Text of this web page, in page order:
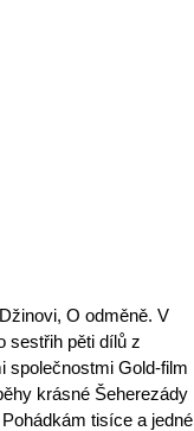
O odměně. V
sestřih pěti dílů z
společnostmi Gold-film
krásné Šeherezády
tisíce a jedné